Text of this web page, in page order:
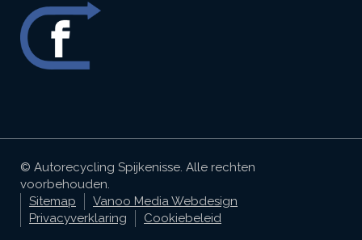
© Autorecycling Spijkenisse. Alle rechten
voorbehouden.
Sitemap
Vanoo Media Webdesign
Privacyverklaring
Cookiebeleid